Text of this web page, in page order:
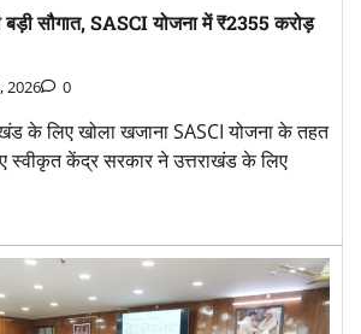
सौगात, SASCI योजना में ₹2355 करोड़
2026 0
के लिए खोला खजाना SASCI योजना के तहत
केंद्र सरकार ने उत्तराखंड के लिए